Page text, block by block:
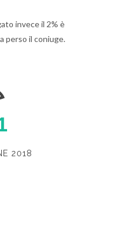
invece il 2% è
perso il coniuge.
2018